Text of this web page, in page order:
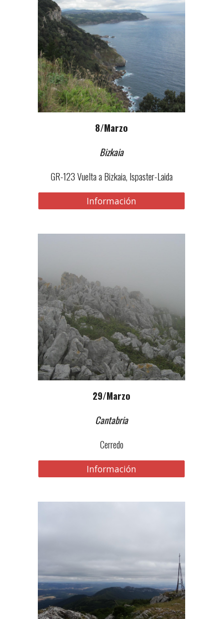
8/Marzo
Bizkaia
GR-123 Vuelta a Bizkaia, Ispaster-Laida
Información
29/Marzo
Cantabria
Cerredo
Información